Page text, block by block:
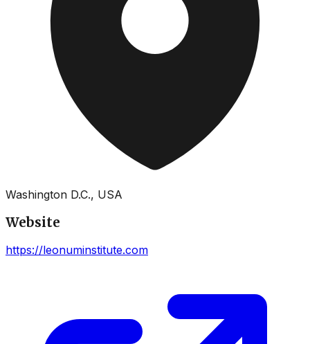
Washington D.C., USA
Website
https://leonuminstitute.com